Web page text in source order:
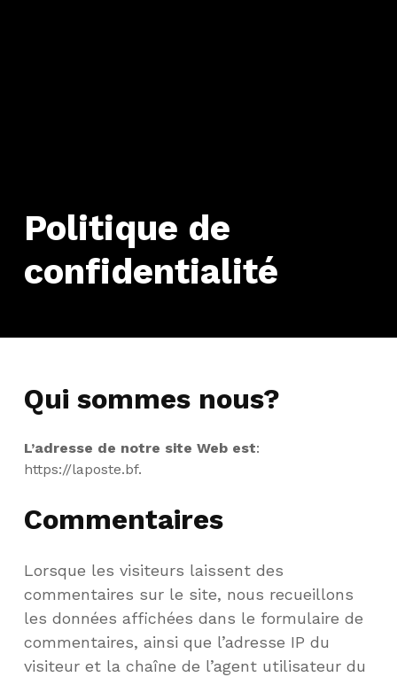
Politique de
confidentialité
Qui sommes nous?
L’adresse de notre site Web est:
https://laposte.bf.
Commentaires
Lorsque les visiteurs laissent des
commentaires sur le site, nous recueillons
les données affichées dans le formulaire de
commentaires, ainsi que l’adresse IP du
visiteur et la chaîne de l’agent utilisateur du